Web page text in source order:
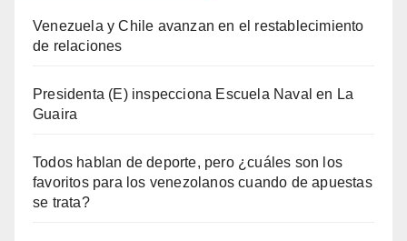
Venezuela y Chile avanzan en el restablecimiento
de relaciones
Presidenta (E) inspecciona Escuela Naval en La
Guaira
Todos hablan de deporte, pero ¿cuáles son los
favoritos para los venezolanos cuando de apuestas
se trata?